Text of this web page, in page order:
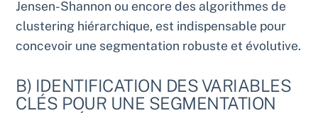
Jensen-Shannon ou encore des algorithmes de
clustering hiérarchique, est indispensable pour
concevoir une segmentation robuste et évolutive.
B) IDENTIFICATION DES VARIABLES
CLÉS POUR UNE SEGMENTATION